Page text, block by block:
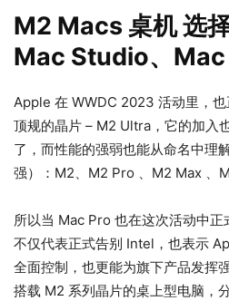
M2 Macs 桌机 选
Mac Studio、Mac
Apple 在 WWDC 2023 活动里，
顶规的晶片 – M2 Ultra，它的加入
了，而性能的强弱也能从命名中理
强）：M2、M2 Pro 、M2 Max 、
所以当 Mac Pro 也在这次活动中正
不仅代表正式告别 Intel，也表示
全面控制，也更能为旗下产品发挥
搭载 M2 系列晶片的桌上型电脑，